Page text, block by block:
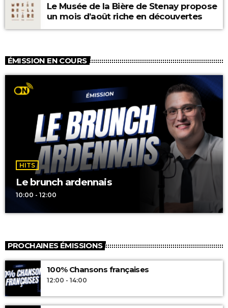
Le Musée de la Bière de Stenay propose
un mois d’août riche en découvertes
ÉMISSION EN COURS
HITS
Le brunch ardennais
10:00 - 12:00
PROCHAINES ÉMISSIONS
100% Chansons françaises
12:00 - 14:00